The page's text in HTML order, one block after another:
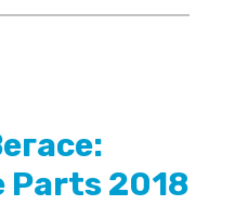
Parts 2018